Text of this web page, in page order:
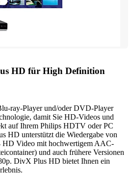
HD für High Definition
ray-Player und/oder DVD-Player
damit Sie HD-Videos und
auf Ihrem Philips HDTV oder PC
HD unterstützt die Wiedergabe von
Video mit hochwertigem AAC-
und auch frühere Versionen
DivX Plus HD bietet Ihnen ein